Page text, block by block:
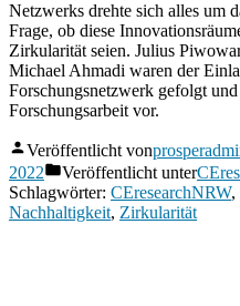
Netzwerks drehte sich alles um
Frage, ob diese
Zirkularität seien. Julius
Michael Ahmadi waren der
Forschungsnetzwerk gefolgt
Forschungsarbeit vor.
Veröffentlicht von
2022
Veröffentlicht unter
Schlagwörter: CEresearchNRW,
Nachhaltigkeit, Zirkularität